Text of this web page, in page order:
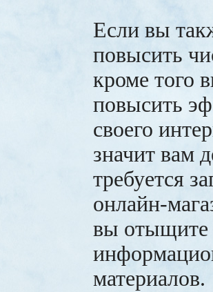
Если вы
повысить
кроме того
повысить
своего
значит вам
требуется
онлайн-
вы отыщите
материалов.